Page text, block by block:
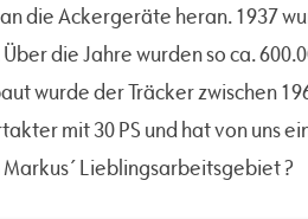
die Ackergeräte heran. 1937
die Jahre wurden so ca.
wurde der Träcker zwischen
mit 30 PS und hat von uns
Markus´ Lieblingsarbeitsgebiet ?